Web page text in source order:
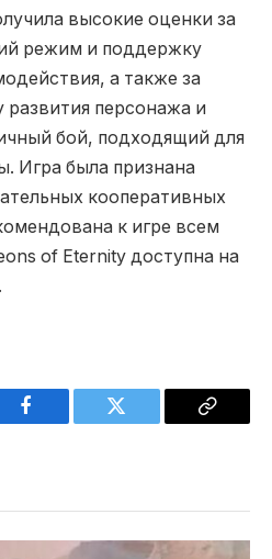
высокие оценки за
режим и поддержку
а также за
персонажа и
бой, подходящий для
Игра была признана
кооперативных
к игре всем
of Eternity доступна на
Facebook Twitter
Copy